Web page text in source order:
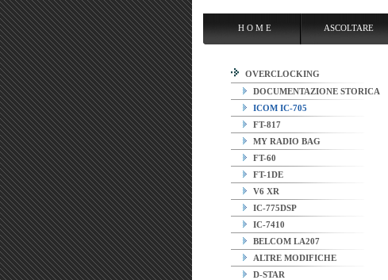
OVERCLOCKING
DOCUMENTAZIONE STORICA
ICOM IC-705
FT-817
MY RADIO BAG
FT-60
FT-1DE
V6 XR
IC-775DSP
IC-7410
BELCOM LA207
ALTRE MODIFICHE
D-STAR
H O M E ASCOLTARE